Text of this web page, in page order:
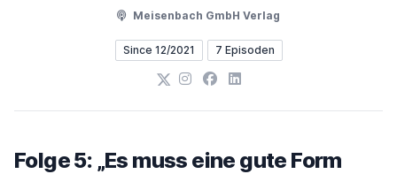
Meisenbach GmbH Verlag
Since 12/2021 7 Episoden
X Instagram
Facebook
LinkedIn
Folge 5: „Es muss eine gute Form